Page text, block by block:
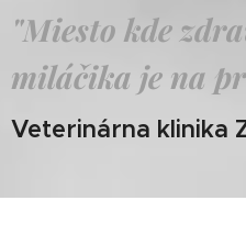
"Miesto kde
miláčika je na
Veterinárna klinika